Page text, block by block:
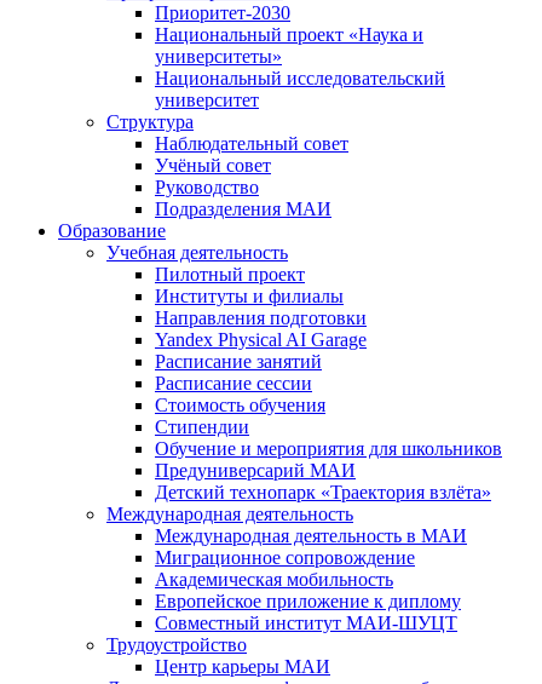
Приоритет-2030
Национальный проект «Наука и
университеты»
Национальный исследовательский
университет
Структура
Наблюдательный совет
Учёный совет
Руководство
Подразделения МАИ
Образование
Учебная деятельность
Пилотный проект
Институты и филиалы
Направления подготовки
Yandex Physical AI Garage
Расписание занятий
Расписание сессии
Стоимость обучения
Стипендии
Обучение и мероприятия для школьников
Предуниверсарий МАИ
Детский технопарк «Траектория взлёта»
Международная деятельность
Международная деятельность в МАИ
Миграционное сопровождение
Академическая мобильность
Европейское приложение к диплому
Совместный институт МАИ-ШУЦТ
Трудоустройство
Центр карьеры МАИ